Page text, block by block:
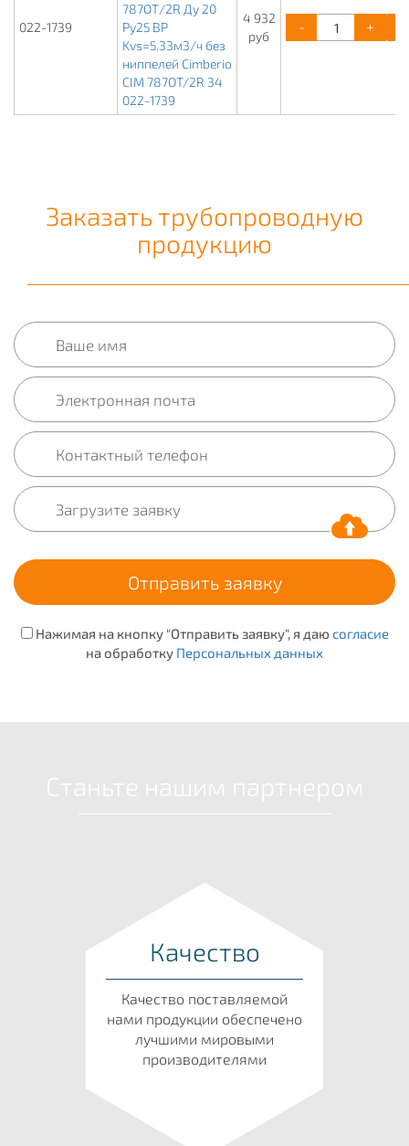
022-1739
787ОТ/2R Ду 20
Ру25 ВР
Kvs=5.33м3/ч без
ниппелей Cimberio
CIM 787OT/2R 34
022-1739
4 932
руб
- +
Заказать трубопроводную
продукцию
Нажимая на кнопку "Отправить заявку", я даю согласие
на обработку Персональных данных
Качество
Качество поставляемой
нами продукции обеспечено
лучшими мировыми
производителями